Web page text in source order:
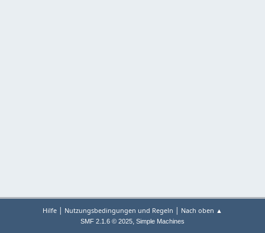
Hilfe | Nutzungsbedingungen und Regeln | Nach oben ▲
SMF 2.1.6 © 2025, Simple Machines